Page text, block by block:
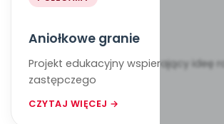
Aniołkowe granie
Projekt edukacyjny wspierający ideę
zastępczego
CZYTAJ WIĘCEJ →